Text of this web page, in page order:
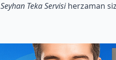
Seyhan Teka Servisiherzaman